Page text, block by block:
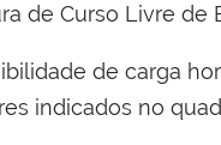
de Curso Livre de
de carga
indicados no